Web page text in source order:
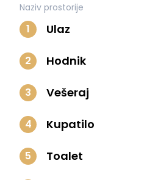
Naziv prostorije
1 Ulaz
2 Hodnik
3 Vešeraj
4 Kupatilo
5 Toalet